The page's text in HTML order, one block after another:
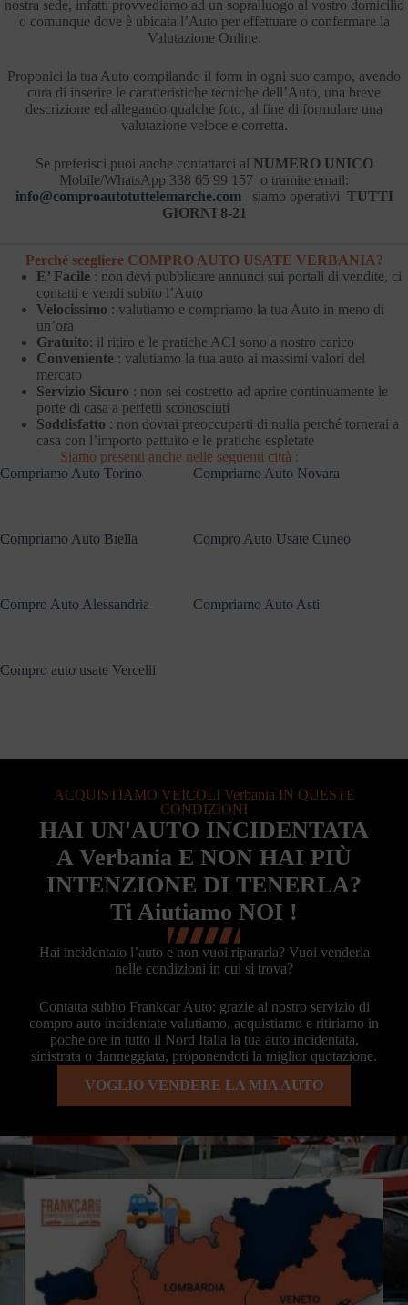
nostra sede, infatti provvediamo ad un sopralluogo al vostro domicilio
o comunque dove è ubicata l’Auto per effettuare o confermare la
Valutazione Online.
Proponici la tua Auto compilando il form in ogni suo campo, avendo
cura di inserire le caratteristiche tecniche dell’Auto, una breve
descrizione ed allegando qualche foto, al fine di formulare una
valutazione veloce e corretta.
Se preferisci puoi anche contattarci al NUMERO UNICO
Mobile/WhatsApp 338 65 99 157 o tramite email:
info@comproautotuttelemarche.com siamo operativi TUTTI
GIORNI 8-21
Perché scegliere COMPRO AUTO USATE VERBANIA?
E’ Facile : non devi pubblicare annunci sui portali di vendite, ci
contatti e vendi subito l’Auto
Velocissimo : valutiamo e compriamo la tua Auto in meno di
un’ora
Gratuito: il ritiro e le pratiche ACI sono a nostro carico
Conveniente : valutiamo la tua auto ai massimi valori del
mercato
Servizio Sicuro : non sei costretto ad aprire continuamente le
porte di casa a perfetti sconosciuti
Soddisfatto : non dovrai preoccuparti di nulla perché tornerai a
casa con l’importo pattuito e le pratiche espletate
Siamo presenti anche nelle seguenti città :
Compriamo Auto Torino
Compriamo Auto Novara
Compriamo Auto Biella Compro Auto Usate Cuneo
Compro Auto Alessandria Compriamo Auto Asti
Compro auto usate Vercelli
ACQUISTIAMO VEICOLI Verbania IN QUESTE
CONDIZIONI
HAI UN'AUTO INCIDENTATA
A Verbania E NON HAI PIÙ
INTENZIONE DI TENERLA?
Ti Aiutiamo NOI !
Hai incidentato l’auto e non vuoi ripararla? Vuoi venderla
nelle condizioni in cui si trova?
Contatta subito Frankcar Auto: grazie al nostro servizio di
compro auto incidentate valutiamo, acquistiamo e ritiriamo in
poche ore in tutto il Nord Italia la tua auto incidentata,
sinistrata o danneggiata, proponendoti la miglior quotazione.
VOGLIO VENDERE LA MIA AUTO